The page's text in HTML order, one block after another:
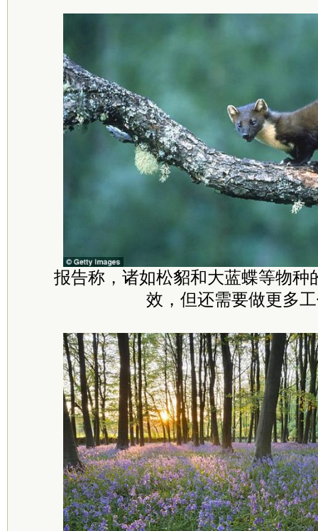
报告称，诸如松貂和大蓝蝶等物种
效，但还需要做更多